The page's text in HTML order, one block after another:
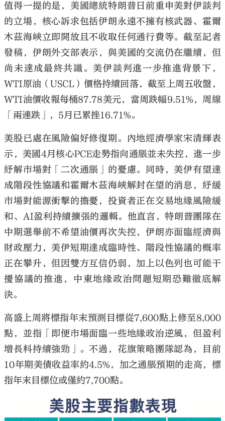
值得一提的是，美國總統特朗普日前重申美對伊談判
的立場，核心訴求包括伊朗永遠不擁有核武器、霍爾
木茲海峽立即開放且不收取任何通行費等。截至記者
發稿，伊朗外交部表示，與美國的交流仍在繼續，但
尚未達成最終共識。美伊談判進一步推進背景下，
WTI原油（USCL）價格持續回落，截至上周五收盤，
WTI油價收報每桶87.78美元，當周跌幅9.51%，周線
「兩連跌」，5月已累挫16.71%。
美股已處在風險偏好修復期。內地經濟學家宋清輝表
示，美國4月核心PCE走勢指向通脹並未失控，進一步
紓解市場對「二次通脹」的憂慮。同時，美伊有望達
成階段性協議和霍爾木茲海峽解封在望的消息，紓緩
市場對能源衝擊的擔憂，投資者正在交易地緣風險緩
和、AI盈利持續擴張的邏輯。他直言，特朗普團隊在
中期選舉前不希望油價再次失控，伊朗亦面臨經濟與
財政壓力，美伊短期達成臨時性、階段性協議的概率
正在攀升，但因雙方互信仍弱，加上以色列也可能干
擾協議的推進，中東地緣政治問題短期恐難徹底解
決。
高盛上周將標指年末預測目標從7,600點上修至8,000
點，並指「即便市場面臨一些地緣政治逆風，但盈利
增長料持續強勁」。不過，花旗策略團隊認為，目前
10年期美債收益率約4.5%，加之通脹預期的走高，標
指年末目標位或僅約7,700點。